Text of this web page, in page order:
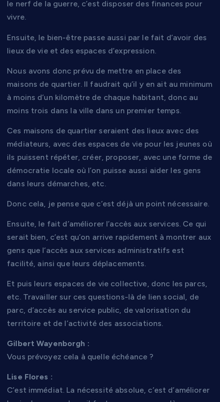
le nerf de la guerre, c’est disposer des finances pour
vivre.
Ensuite, le bien-être passe aussi par le fait d’avoir des
lieux de vie et des espaces d’expression.
Nous avons donc prévu de mettre en place des
maisons de quartier. Il faudrait qu’il y en ait au minimum
à moins d’un kilomètre de chaque habitant, donc au
moins trois dans la ville dans un premier temps.
Ces maisons de quartier seraient des lieux avec des
médiateurs, avec des espaces de vie pour les jeunes où
ils puissent répéter, créer, proposer, avec une forme de
démocratie locale où l’on puisse aussi aider les gens
dans leurs démarches, etc.
Donc cela, je pense que c’est déjà un point nécessaire.
Ensuite, le fait d’améliorer l’accès aux services. Ce qui
serait bien, c’est qu’on arrive rapidement à montrer aux
gens que l’accès aux services administratifs est
facilité, ainsi que leurs déplacements.
Et puis leurs espaces de vie collective, donc les parcs,
etc. Travailler sur ces questions-là de lien social, de
parc, d’accès au service public, de valorisation du
territoire et de l’activité des associations.
Gilbert Wayenborgh :
Vous prévoyez cela à quelle échéance ?
Lise Flores :
C’est immédiat. La nécessité absolue, c’est d’améliorer